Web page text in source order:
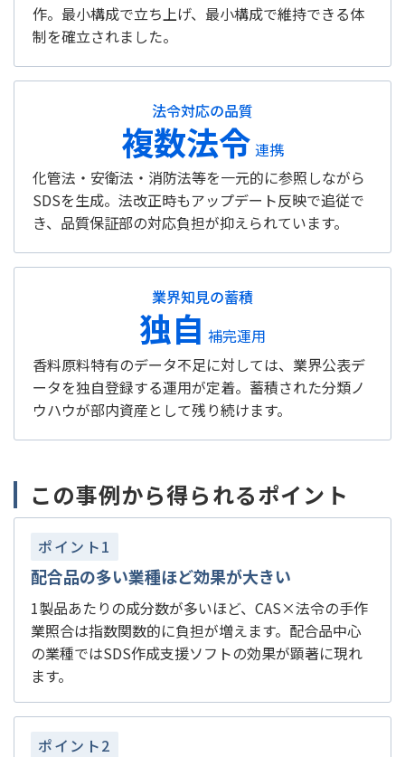
作。最小構成で立ち上げ、最小構成で維持できる体
制を確立されました。
法令対応の品質
複数法令 連携
化管法・安衛法・消防法等を一元的に参照しながら
SDSを生成。法改正時もアップデート反映で追従で
き、品質保証部の対応負担が抑えられています。
業界知見の蓄積
独自 補完運用
香料原料特有のデータ不足に対しては、業界公表デ
ータを独自登録する運用が定着。蓄積された分類ノ
ウハウが部内資産として残り続けます。
この事例から得られるポイント
ポイント1
配合品の多い業種ほど効果が大きい
1製品あたりの成分数が多いほど、CAS×法令の手作
業照合は指数関数的に負担が増えます。配合品中心
の業種ではSDS作成支援ソフトの効果が顕著に現れ
ます。
ポイント2